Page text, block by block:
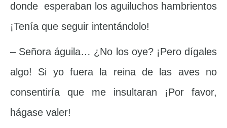
donde esperaban los aguiluchos hambrientos
¡Tenía que seguir intentándolo!
– Señora águila… ¿No los oye? ¡Pero dígales
algo! Si yo fuera la reina de las aves no
consentiría que me insultaran ¡Por favor,
hágase valer!